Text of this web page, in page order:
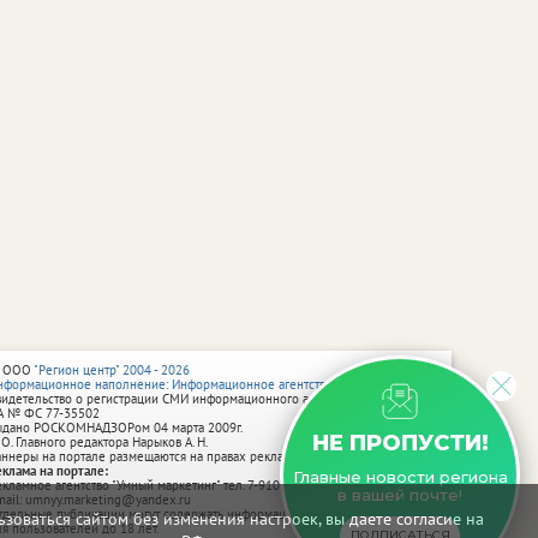
сайтом без изменения настроек, вы даете согласие на
НЕ ПРОПУСТИ!
Главные новости региона
в вашей почте!
"Регион центр" 2004 - 2026
наполнение: Информационное агентство vRossii.ru
о регистрации СМИ информационного агентства vRossii.ru
№ ФС 77‑35502
РОСКОМНАДЗОРом 04 марта 2009г.
Главного редактора Нарыков А. Н.
на портале размещаются на правах рекламы.
на портале:
агентство "Умный маркетинг" тел. 7-910-267-70-40,
umnyy.marketing@yandex.ru
публикации могут содержать информацию, не предназначенную
пользователей до 18 лет.